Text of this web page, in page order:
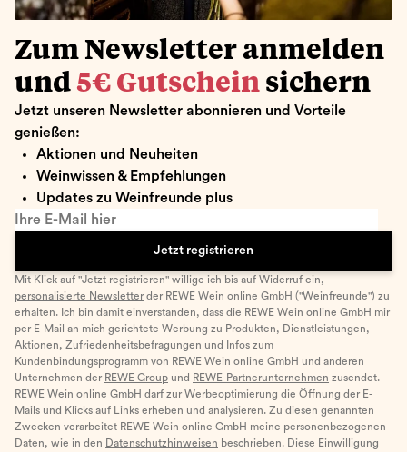
Zum Newsletter anmelden
und 5€ Gutschein sichern
Jetzt unseren Newsletter abonnieren und Vorteile
genießen:
Aktionen und Neuheiten
Weinwissen & Empfehlungen
Updates zu Weinfreunde plus
Ihre E-Mail hier
Jetzt registrieren
Mit Klick auf "Jetzt registrieren" willige ich bis auf Widerruf ein,
personalisierte Newsletter der REWE Wein online GmbH ("Weinfreunde") zu
erhalten. Ich bin damit einverstanden, dass die REWE Wein online GmbH mir
per E-Mail an mich gerichtete Werbung zu Produkten, Dienstleistungen,
Aktionen, Zufriedenheitsbefragungen und Infos zum
Kundenbindungsprogramm von REWE Wein online GmbH und anderen
Unternehmen der REWE Group und REWE-Partnerunternehmen zusendet.
REWE Wein online GmbH darf zur Werbeoptimierung die Öffnung der E-
Mails und Klicks auf Links erheben und analysieren. Zu diesen genannten
Zwecken verarbeitet REWE Wein online GmbH meine personenbezogenen
Daten, wie in den Datenschutzhinweisen beschrieben. Diese Einwilligung